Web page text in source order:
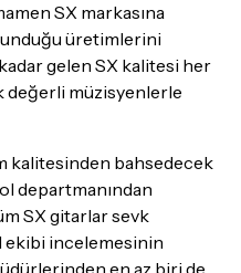
SX markasına
üretimlerini
gelen SX kalitesi her
değerli müzisyenlerle
kalitesinden bahsedecek
departmanından
SX gitarlar sevk
incelemesinin